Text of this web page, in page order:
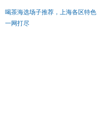
喝茶海选场子推荐，上海各区特色
一网打尽